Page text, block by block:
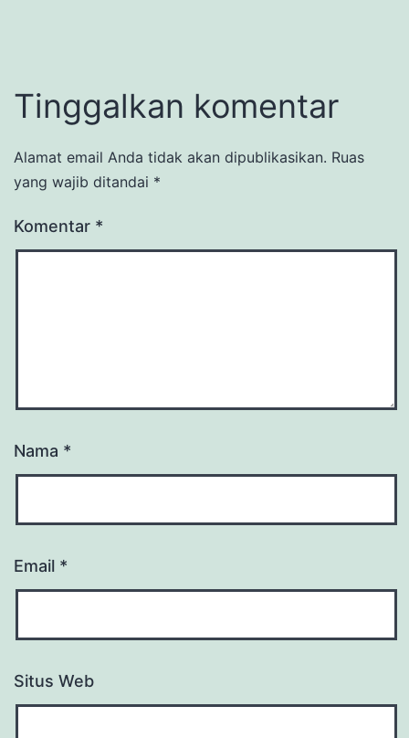
Tinggalkan komentar
Alamat email Anda tidak akan dipublikasikan. Ruas
yang wajib ditandai *
Komentar *
Nama *
Email *
Situs Web